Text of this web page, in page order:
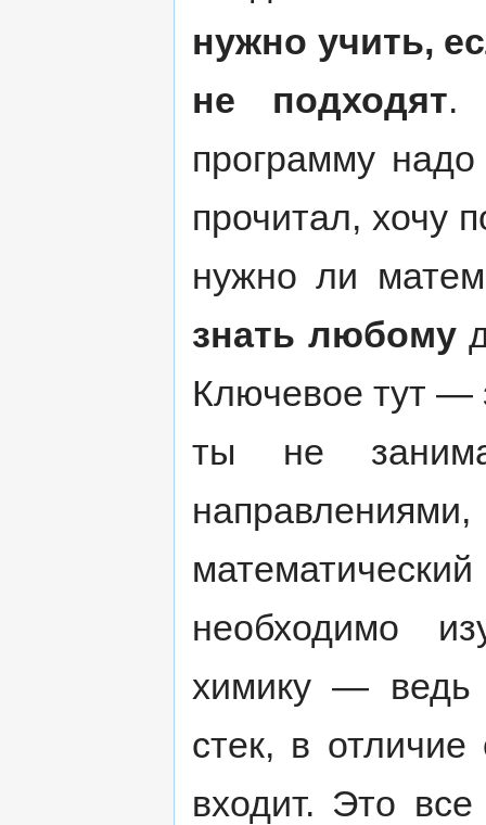
нужно учить,
не подходят.
программу
прочитал, хочу
нужно ли
знать любому
Ключевое тут —
ты не
необходимо
химику — ведь
стек, в
входит. Это